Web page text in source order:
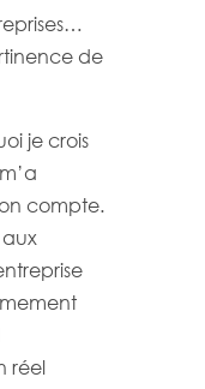
de
je crois
compte.
réel